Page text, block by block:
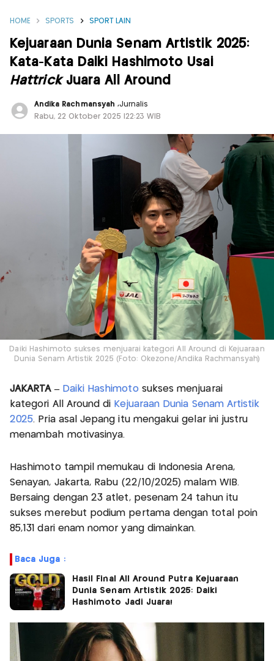
HOME SPORTS SPORT LAIN
Kejuaraan Dunia Senam Artistik 2025:
Kata-Kata Daiki Hashimoto Usai
HattrickJuara All Around
Andika Rachmansyah ,Jurnalis
Rabu, 22 Oktober 2025 |22:23 WIB
Daiki Hashimoto sukses menjuarai kategori All Around di Kejuaraan
Dunia Senam Artistik 2025 (Foto: Okezone/Andika Rachmansyah)
JAKARTA – Daiki Hashimotosukses menjuarai
kategori All Around di Kejuaraan Dunia Senam Artistik
2025. Pria asal Jepang itu mengakui gelar ini justru
menambah motivasinya.
Hashimoto tampil memukau di Indonesia Arena,
Senayan, Jakarta, Rabu (22/10/2025) malam WIB.
Bersaing dengan 23 atlet, pesenam 24 tahun itu
sukses merebut podium pertama dengan total poin
85,131 dari enam nomor yang dimainkan.
Baca Juga :
Hasil Final All Around Putra Kejuaraan
Dunia Senam Artistik 2025: Daiki
Hashimoto Jadi Juara!